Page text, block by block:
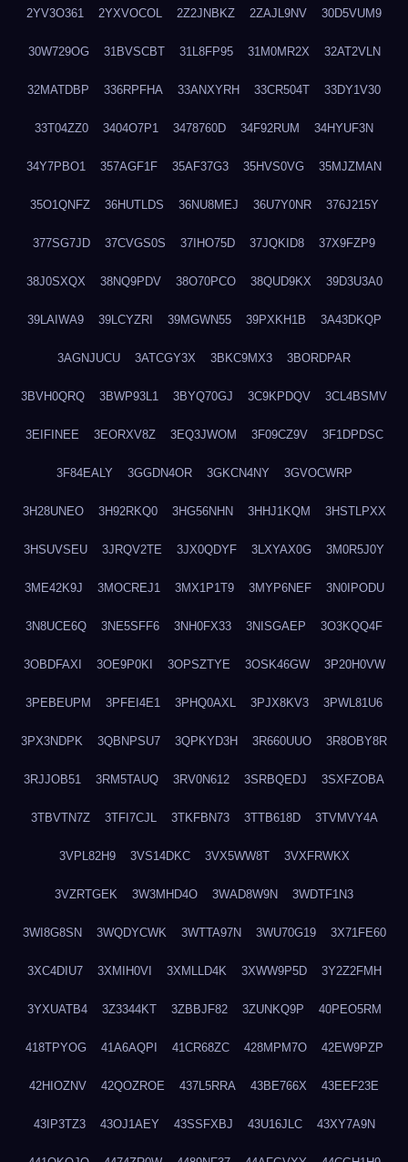
2YV3O361 2YXVOCOL 2Z2JNBKZ 2ZAJL9NV 30D5VUM9
30W729OG 31BVSCBT 31L8FP95 31M0MR2X 32AT2VLN
32MATDBP 336RPFHA 33ANXYRH 33CR504T 33DY1V30
33T04ZZ0 3404O7P1 3478760D 34F92RUM 34HYUF3N
34Y7PBO1 357AGF1F 35AF37G3 35HVS0VG 35MJZMAN
35O1QNFZ 36HUTLDS 36NU8MEJ 36U7Y0NR 376J215Y
377SG7JD 37CVGS0S 37IHO75D 37JQKID8 37X9FZP9
38J0SXQX 38NQ9PDV 38O70PCO 38QUD9KX 39D3U3A0
39LAIWA9 39LCYZRI 39MGWN55 39PXKH1B 3A43DKQP
3AGNJUCU 3ATCGY3X 3BKC9MX3 3BORDPAR
3BVH0QRQ 3BWP93L1 3BYQ70GJ 3C9KPDQV 3CL4BSMV
3EIFINEE 3EORXV8Z 3EQ3JWOM 3F09CZ9V 3F1DPDSC
3F84EALY 3GGDN4OR 3GKCN4NY 3GVOCWRP
3H28UNEO 3H92RKQ0 3HG56NHN 3HHJ1KQM 3HSTLPXX
3HSUVSEU 3JRQV2TE 3JX0QDYF 3LXYAX0G 3M0R5J0Y
3ME42K9J 3MOCREJ1 3MX1P1T9 3MYP6NEF 3N0IPODU
3N8UCE6Q 3NE5SFF6 3NH0FX33 3NISGAEP 3O3KQQ4F
3OBDFAXI 3OE9P0KI 3OPSZTYE 3OSK46GW 3P20H0VW
3PEBEUPM 3PFEI4E1 3PHQ0AXL 3PJX8KV3 3PWL81U6
3PX3NDPK 3QBNPSU7 3QPKYD3H 3R660UUO 3R8OBY8R
3RJJOB51 3RM5TAUQ 3RV0N612 3SRBQEDJ 3SXFZOBA
3TBVTN7Z 3TFI7CJL 3TKFBN73 3TTB618D 3TVMVY4A
3VPL82H9 3VS14DKC 3VX5WW8T 3VXFRWKX
3VZRTGEK 3W3MHD4O 3WAD8W9N 3WDTF1N3
3WI8G8SN 3WQDYCWK 3WTTA97N 3WU70G19 3X71FE60
3XC4DIU7 3XMIH0VI 3XMLLD4K 3XWW9P5D 3Y2Z2FMH
3YXUATB4 3Z3344KT 3ZBBJF82 3ZUNKQ9P 40PEO5RM
418TPYOG 41A6AQPI 41CR68ZC 428MPM7O 42EW9PZP
42HIOZNV 42QOZROE 437L5RRA 43BE766X 43EEF23E
43IP3TZ3 43OJ1AEY 43SSFXBJ 43U16JLC 43XY7A9N